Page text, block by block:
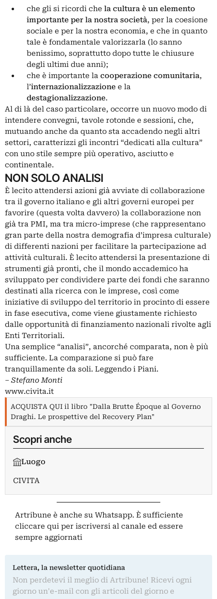
che gli si ricordi che la cultura è un elemento
importante per la nostra società, per la coesione
sociale e per la nostra economia, e che in quanto
tale è fondamentale valorizzarla (lo sanno
benissimo, soprattutto dopo tutte le chiusure
degli ultimi due anni);
che è importante la cooperazione comunitaria,
l’internazionalizzazione e la
destagionalizzazione.
Al di là del caso particolare, occorre un nuovo modo di
intendere convegni, tavole rotonde e sessioni, che,
mutuando anche da quanto sta accadendo negli altri
settori, caratterizzi gli incontri “dedicati alla cultura”
con uno stile sempre più operativo, asciutto e
continentale.
NON SOLO ANALISI
È lecito attendersi azioni già avviate di collaborazione
tra il governo italiano e gli altri governi europei per
favorire (questa volta davvero) la collaborazione non
già tra PMI, ma tra micro-imprese (che rappresentano
gran parte della nostra demografia d’impresa culturale)
di differenti nazioni per facilitare la partecipazione ad
attività culturali. È lecito attendersi la presentazione di
strumenti già pronti, che il mondo accademico ha
sviluppato per condividere parte dei fondi che saranno
destinati alla ricerca con le imprese, così come
iniziative di sviluppo del territorio in procinto di essere
in fase esecutiva, come viene giustamente richiesto
dalle opportunità di finanziamento nazionali rivolte agli
Enti Territoriali.
Una semplice “analisi”, ancorché comparata, non è più
sufficiente. La comparazione si può fare
tranquillamente da soli. Leggendo i Piani.
‒ Stefano Monti
www.civita.it
ACQUISTA QUI il libro "Dalla Brutte Époque al Governo
Draghi. Le prospettive del Recovery Plan"
Scopri anche
Luogo
CIVITA
Artribune è anche su Whatsapp. È sufficiente
cliccare qui per iscriversi al canale ed essere
sempre aggiornati
Lettera, la newsletter quotidiana
Non perdetevi il meglio di Artribune! Ricevi ogni
giorno un'e-mail con gli articoli del giorno e